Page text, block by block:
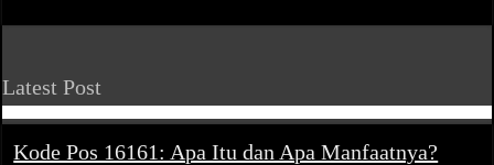
Latest Post
Kode Pos 16161: Apa Itu dan Apa Manfaatnya?